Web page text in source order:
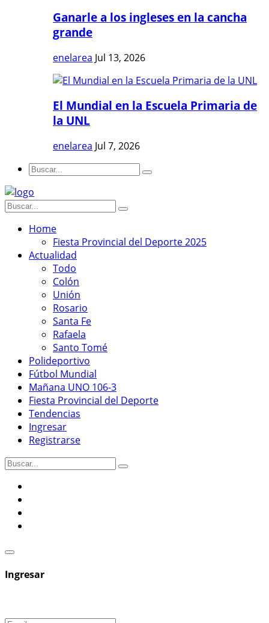
Ganarle a los ingleses en la cancha
grande
enelarea Jul 13, 2026
El Mundial en la Escuela Primaria de
la UNL
enelarea Jul 7, 2026
Home
Fiesta Provincial del Deporte 2025
Actualidad
Todo
Colón
Unión
Rosario
Santa Fe
Rafaela
Santo Tomé
Polideportivo
Fútbol Mundial
Mañana UNO 106-3
Fiesta Provincial del Deporte
Tendencias
Ingresar
Registrarse
Ingresar